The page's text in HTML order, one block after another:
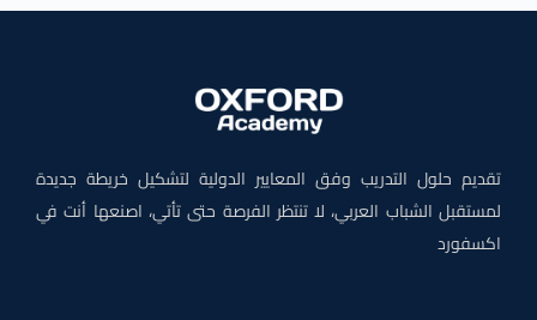
تقديم حلول التدريب وفق المعايير الدولية لتشكيل خريطة جديدة
لمستقبل الشباب العربي، لا تنتظر الفرصة حتى تأتي، اصنعها أنت في
اكسفورد